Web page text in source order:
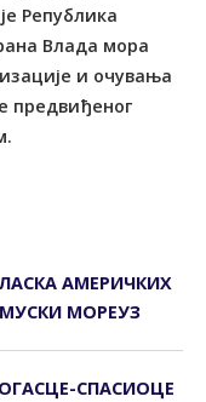
Република
Влада мора
и очувања
предвиђеног
АМЕРИЧКИХ
МОРЕУЗ
СПАСИОЦЕ